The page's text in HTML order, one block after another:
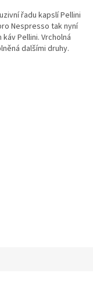
řadu kapslí Pellini
Nespresso tak nyní
Pellini. Vrcholná
dalšími druhy.